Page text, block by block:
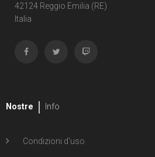
42124 Reggio Emilia (RE)
Italia
Nostre Info
Condizioni d'uso